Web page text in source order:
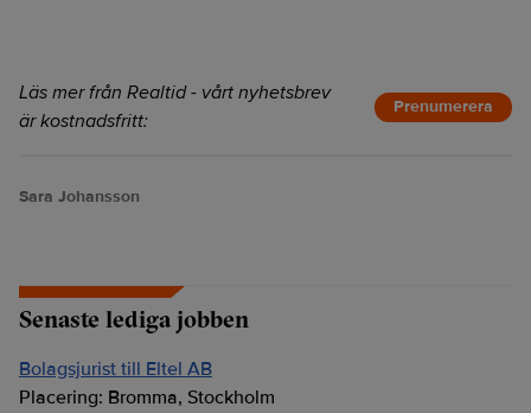
Läs mer från Realtid - vårt nyhetsbrev
är kostnadsfritt:
Prenumerera
Sara Johansson
Senaste lediga jobben
Bolagsjurist till Eltel AB
Placering: Bromma, Stockholm